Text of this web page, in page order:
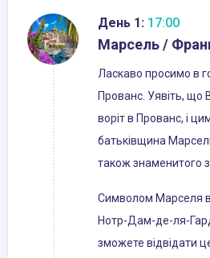
День 1: 17:00
Марсель /
Ласкаво просимо в
Прованс. Уявіть, що
воріт в Прованс, і
батьківщина
також знаменитого
Символом Марселя
Нотр-Дам-де-ля-
зможете відвідати